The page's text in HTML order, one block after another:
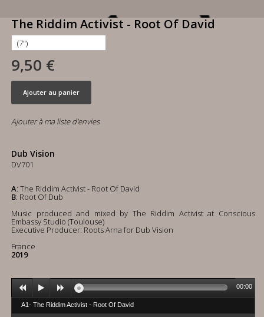
The Riddim Activist - Root Of David
9,50 €
Ajouter au panier
Ajouter à ma liste d'envies
Dub Vision
DV701
A: The Riddim Activist - Root Of David
B: Root Of Dub
Music produced and mixed by The Riddim Activist at Conscious
Embassy Studio (Toulouse)
Executive Producer: Roots Arna for Dub Vision
France
2019
A1- The Riddim Activist - Root Of David
00:00